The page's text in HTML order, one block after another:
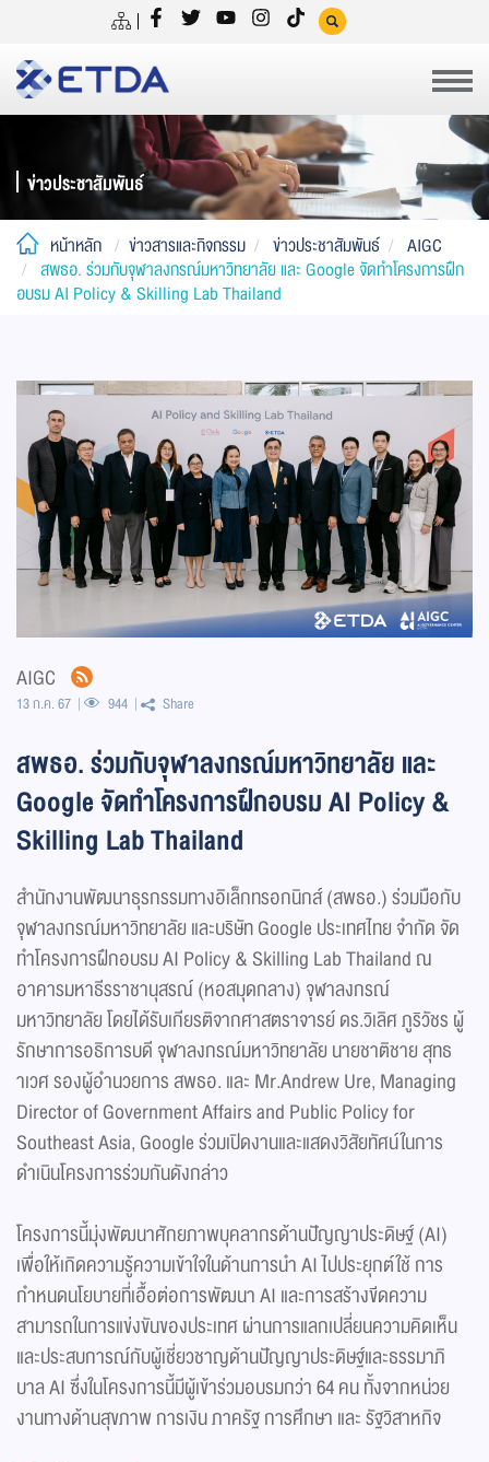
ข่าวประชาสัมพันธ์
หน้าหลัก ข่าวสารและกิจกรรม ข่าวประชาสัมพันธ์
AIGC
สพธอ. ร่วมกับจุฬาลงกรณ์มหาวิทยาลัย และ Google จัดทำโครงการฝึก
อบรม AI Policy & Skilling Lab Thailand
AIGC
13 ก.ค. 67 944 Share
สพธอ. ร่วมกับจุฬาลงกรณ์มหาวิทยาลัย และ
Google จัดทำโครงการฝึกอบรม AI Policy &
Skilling Lab Thailand
สำนักงานพัฒนาธุรกรรมทางอิเล็กทรอกนิกส์ (สพธอ.) ร่วมมือกับ
จุฬาลงกรณ์มหาวิทยาลัย และบริษัท Google ประเทศไทย จำกัด จัด
ทำโครงการฝึกอบรม AI Policy & Skilling Lab Thailand ณ
อาคารมหาธีรราชานุสรณ์ (หอสมุดกลาง) จุฬาลงกรณ์
มหาวิทยาลัย โดยได้รับเกียรติจากศาสตราจารย์ ดร.วิเลิศ ภูริวัชร ผู้
รักษาการอธิการบดี จุฬาลงกรณ์มหาวิทยาลัย นายชาติชาย สุทธ
าเวศ รองผู้อำนวยการ สพธอ. และ Mr.Andrew Ure, Managing
Director of Government Affairs and Public Policy for
Southeast Asia, Google ร่วมเปิดงานและแสดงวิสัยทัศน์ในการ
ดำเนินโครงการร่วมกันดังกล่าว
โครงการนี้มุ่งพัฒนาศักยภาพบุคลากรด้านปัญญาประดิษฐ์ (AI)
เพื่อให้เกิดความรู้ความเข้าใจในด้านการนำ AI ไปประยุกต์ใช้ การ
กำหนดนโยบายที่เอื้อต่อการพัฒนา AI และการสร้างขีดความ
สามารถในการแข่งขันของประเทศ ผ่านการแลกเปลี่ยนความคิดเห็น
และประสบการณ์กับผู้เชี่ยวชาญด้านปัญญาประดิษฐ์และธรรมาภิ
บาล AI ซึ่งในโครงการนี้มีผู้เข้าร่วมอบรมกว่า 64 คน ทั้งจากหน่วย
งานทางด้านสุขภาพ การเงิน ภาครัฐ การศึกษา และ รัฐวิสาหกิจ